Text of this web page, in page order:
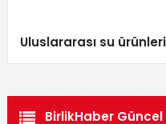
Uluslararası su
BirlikHaber Güncel